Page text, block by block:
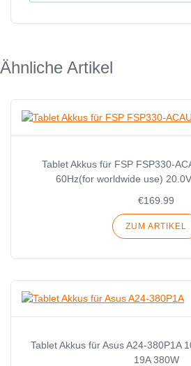
Ähnliche Artikel
Tablet Akkus für FSP FSP330-
60Hz(for worldwide use)
€169.99
ZUM ARTIKEL
Tablet Akkus für Asus A24-380P1A
19A 380W